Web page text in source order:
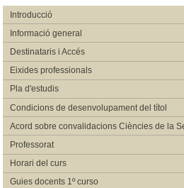
Introducció
Informació general
Destinataris i Accés
Eixides professionals
Pla d'estudis
Condicions de desenvolupament del títol
Acord sobre convalidacions Ciències de la
Professorat
Horari del curs
Guies docents 1º curso